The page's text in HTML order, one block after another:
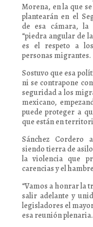
Morena, en la que
plantearán en el
de esa cámara,
“piedra angular de
es el respeto a
personas migrantes.
Sostuvo que esa
ni se contrapone
seguridad a los
mexicano,
puede proteger a
que están en
Sánchez Cordero
siendo tierra de
la violencia que
carencias y el
“Vamos a honrar la
salir adelante y
legisladores el
esa reunión plenaria.